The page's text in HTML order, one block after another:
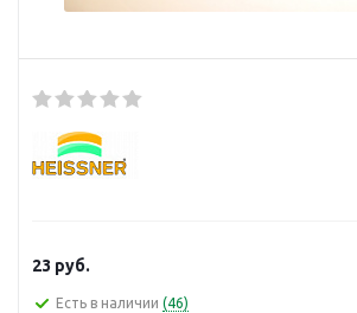
23 руб.
Есть в наличии (46)